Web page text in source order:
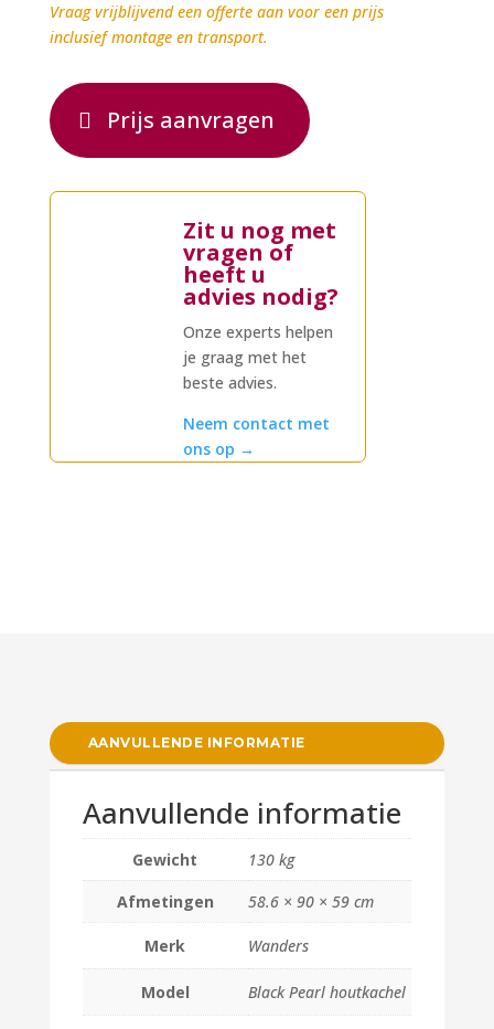
Vraag vrijblijvend een offerte aan voor een prijs
inclusief montage en transport.
Prijs aanvragen
Zit u nog met
vragen of
heeft u
advies nodig?
Onze experts helpen
je graag met het
beste advies.
Neem contact met
ons op →
AANVULLENDE INFORMATIE
Aanvullende informatie
Gewicht
130 kg
Afmetingen
58.6 × 90 × 59 cm
Merk Wanders
Model Black Pearl houtkachel